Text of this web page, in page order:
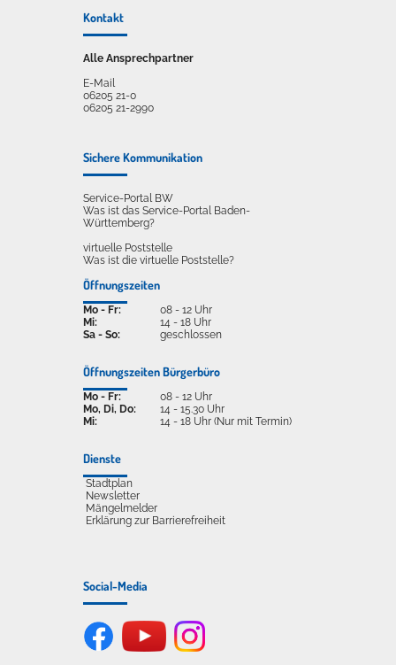
Kontakt
Alle Ansprechpartner
E-Mail
06205 21-0
06205 21-2990
Sichere Kommunikation
Service-Portal BW
Was ist das Service-Portal Baden-
Württemberg?
virtuelle Poststelle
Was ist die virtuelle Poststelle?
Öffnungszeiten
Mo - Fr:
Mi:
Sa - So:
08 - 12 Uhr
14 - 18 Uhr
geschlossen
Öffnungszeiten Bürgerbüro
Mo - Fr:
Mo, Di, Do:
Mi:
08 - 12 Uhr
14 - 15.30 Uhr
14 - 18 Uhr (Nur mit Termin)
Dienste
Stadtplan
Newsletter
Mängelmelder
Erklärung zur Barrierefreiheit
Social-Media